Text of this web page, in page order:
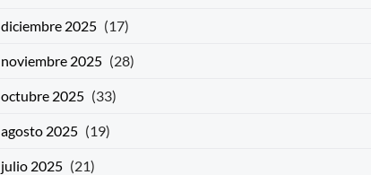
diciembre 2025 (17)
noviembre 2025 (28)
octubre 2025 (33)
agosto 2025 (19)
julio 2025 (21)